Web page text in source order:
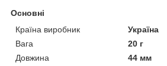
Основні
Країна виробник
Україна
Вага
20 г
Довжина
44 мм